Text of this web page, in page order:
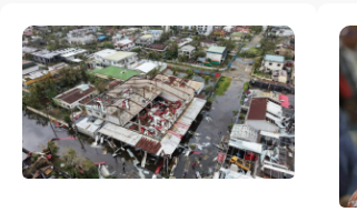
Burundi
Cambodge
Cameroun